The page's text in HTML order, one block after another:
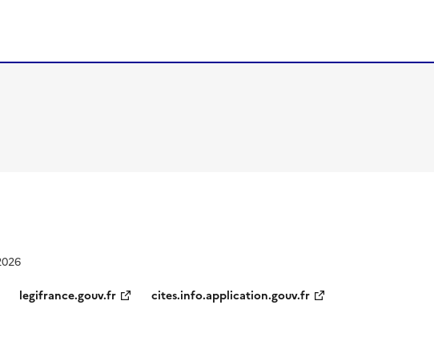
legifrance.gouv.fr cites.info.application.gouv.fr